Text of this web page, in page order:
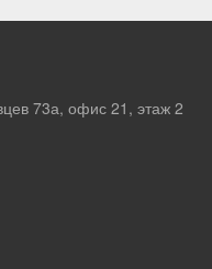
73а, офис 21, этаж 2